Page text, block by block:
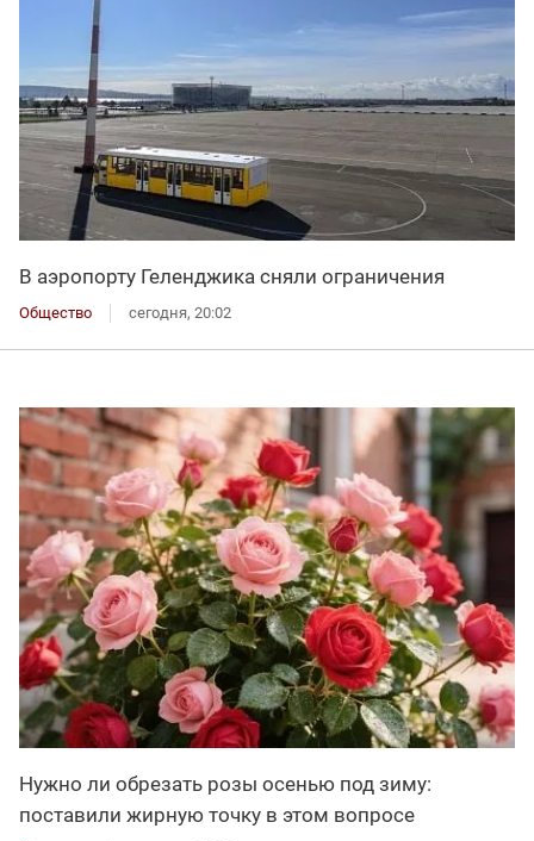
В аэропорту Геленджика сняли ограничения
Общество сегодня, 20:02
Нужно ли обрезать розы осенью под зиму:
поставили жирную точку в этом вопросе